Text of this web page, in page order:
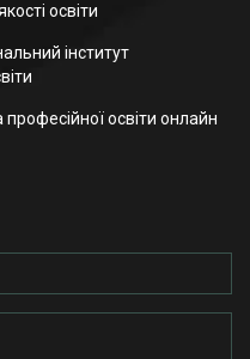
освіти
інститут
освіти онлайн